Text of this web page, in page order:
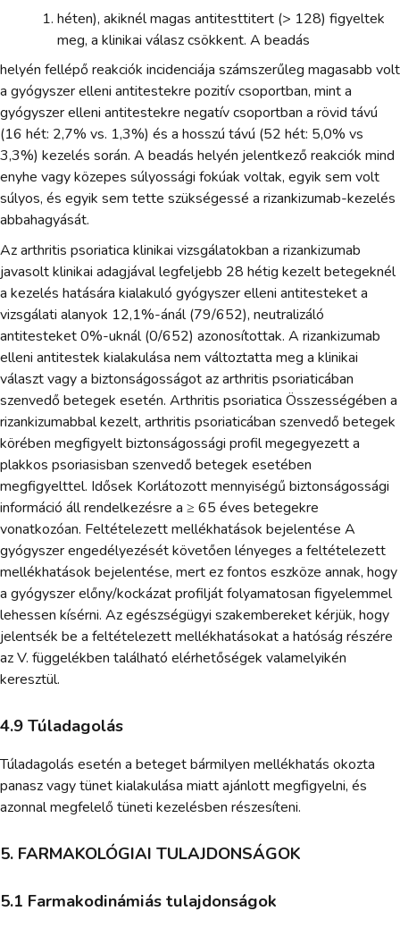
héten), akiknél magas antitesttitert (> 128) figyeltek
meg, a klinikai válasz csökkent. A beadás
helyén fellépő reakciók incidenciája számszerűleg magasabb volt
a gyógyszer elleni antitestekre pozitív csoportban, mint a
gyógyszer elleni antitestekre negatív csoportban a rövid távú
(16 hét: 2,7% vs. 1,3%) és a hosszú távú (52 hét: 5,0% vs
3,3%) kezelés során. A beadás helyén jelentkező reakciók mind
enyhe vagy közepes súlyossági fokúak voltak, egyik sem volt
súlyos, és egyik sem tette szükségessé a rizankizumab-kezelés
abbahagyását.
Az arthritis psoriatica klinikai vizsgálatokban a rizankizumab
javasolt klinikai adagjával legfeljebb 28 hétig kezelt betegeknél
a kezelés hatására kialakuló gyógyszer elleni antitesteket a
vizsgálati alanyok 12,1%-ánál (79/652), neutralizáló
antitesteket 0%-uknál (0/652) azonosítottak. A rizankizumab
elleni antitestek kialakulása nem változtatta meg a klinikai
választ vagy a biztonságosságot az arthritis psoriaticában
szenvedő betegek esetén. Arthritis psoriatica Összességében a
rizankizumabbal kezelt, arthritis psoriaticában szenvedő betegek
körében megfigyelt biztonságossági profil megegyezett a
plakkos psoriasisban szenvedő betegek esetében
megfigyelttel. Idősek Korlátozott mennyiségű biztonságossági
információ áll rendelkezésre a ≥ 65 éves betegekre
vonatkozóan. Feltételezett mellékhatások bejelentése A
gyógyszer engedélyezését követően lényeges a feltételezett
mellékhatások bejelentése, mert ez fontos eszköze annak, hogy
a gyógyszer előny/kockázat profilját folyamatosan figyelemmel
lehessen kísérni. Az egészségügyi szakembereket kérjük, hogy
jelentsék be a feltételezett mellékhatásokat a hatóság részére
az V. függelékben található elérhetőségek valamelyikén
keresztül.
4.9 Túladagolás
Túladagolás esetén a beteget bármilyen mellékhatás okozta
panasz vagy tünet kialakulása miatt ajánlott megfigyelni, és
azonnal megfelelő tüneti kezelésben részesíteni.
5. FARMAKOLÓGIAI TULAJDONSÁGOK
5.1 Farmakodinámiás tulajdonságok